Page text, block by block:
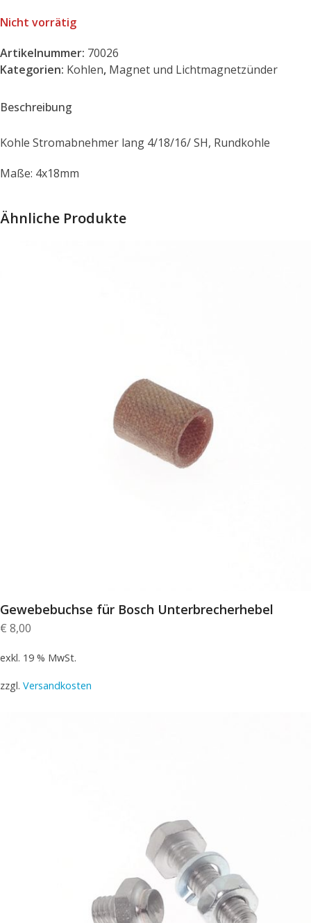
Nicht vorrätig
Artikelnummer: 70026
Kategorien: Kohlen, Magnet und Lichtmagnetzünder
Beschreibung
Kohle Stromabnehmer lang 4/18/16/ SH, Rundkohle
Maße: 4x18mm
Ähnliche Produkte
Gewebebuchse für Bosch Unterbrecherhebel
€ 8,00
exkl. 19 % MwSt.
zzgl. Versandkosten